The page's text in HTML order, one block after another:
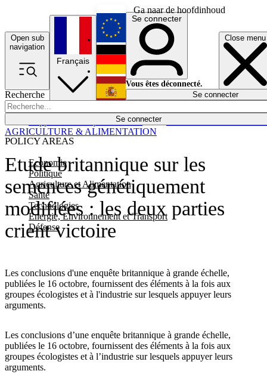
Ga naar de hoofdinhoud
Open sub
navigation
Close menu
Recherche
Se connecter
POLICY AREAS
Economie
Politique
Agriculture et Alimentation
Santé
Technologies
Energie, Environnement et Transport
Défense
Économie
Français
English
Deutsch
Español
Se connecter
Vous êtes déconnecté.
Se connecter
Etude britannique sur les
semences génétiquement
modifiées : les deux parties
crient victoire
Les conclusions d'une enquête britannique à grande échelle,
publiées le 16 octobre, fournissent des éléments à la fois aux
groupes écologistes et à l'industrie sur lesquels appuyer leurs
arguments.
AGRICULTURE & ALIMENTATION
Les conclusions d’une enquête britannique à grande échelle,
publiées le 16 octobre, fournissent des éléments à la fois aux
groupes écologistes et à l’industrie sur lesquels appuyer leurs
arguments.